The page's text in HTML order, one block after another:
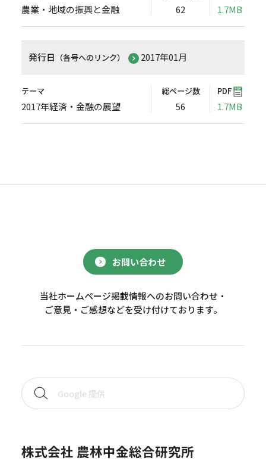
農業・地域の振興と金融 62 1.7MB
発行日 （各号へのリンク） 2017年01月
テーマ
2017年経済・金融の展望
総ページ数
56
PDF
1.7MB
お問い合わせ
当社ホームページ掲載情報へのお問い合わせ・
ご意見・ご感想などを受け付けております。
株式会社 農林中金総合研究所